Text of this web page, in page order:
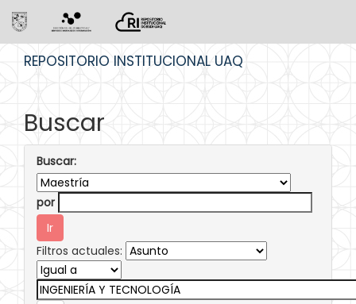
REPOSITORIO INSTITUCIONAL UAQ
Buscar
Buscar:
por
Filtros actuales: